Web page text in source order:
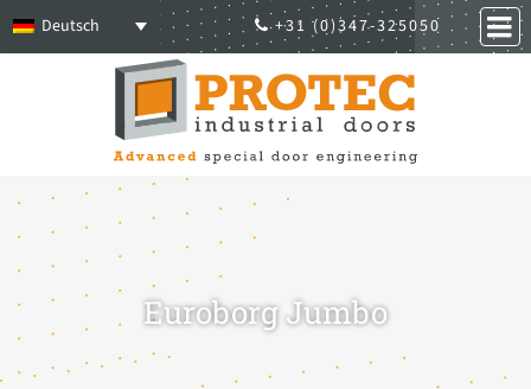
+31 (0)347-325050
Deutsch
Euroborg Jumbo